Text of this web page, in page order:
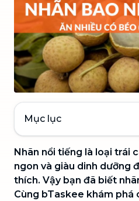
Mục lục
Nhãn nổi tiếng là loại trái
ngon và giàu dinh dưỡng
thích. Vậy bạn đã biết
Cùng bTaskee khám phá